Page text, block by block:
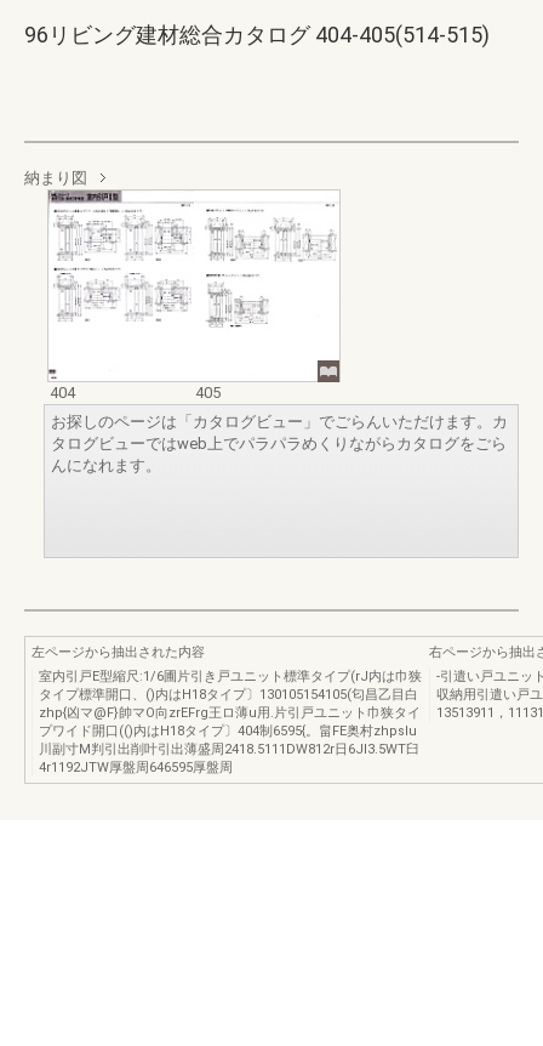
96リビング建材総合カタログ 404-405(514-515)
納まり図
404
405
お探しのページは「カタログビュー」でごらんいただけます。カ
タログビューではweb上でパラパラめくりながらカタログをごら
んになれます。
左ページから抽出された内容
室内引戸E型縮尺:1/6圃片引き戸ユニット標準タイプ(rJ内は巾狭
タイプ標準開口、()内はH18タイプ〕130105154105(匂昌乙目白
zhp{凶マ@F}帥マO向zrEFrg王ロ薄u用.片引戸ユニット巾狭タイ
プワイド開口(()内はH18タイプ〕404制6595{。畠FE奥村zhpslu
川副寸M判引出削叶引出薄盛周2418.5111DW812r日6JI3.5WT臼
4r1192JTW厚盤周646595厚盤周
右ページから抽出
-引遣い戸ユニッ
収納用引遣い戸
13513911，